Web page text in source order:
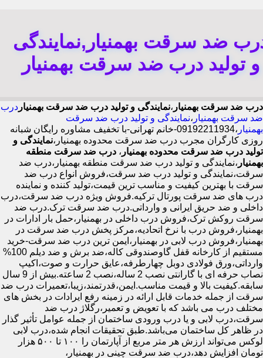
ضد سرقت بهمنیار,نمایندگی
و تولید درب ضد سرقت بهمنیار
درب ضد سرقت بهمنیار ،نمایندگی و تولید درب ضد سرقت بهمنیار درب
ضد سرقت بهمنیار ،نمایندگی و تولید درب ضد سرقت
بهمنیار
،09192211934-خانم تهرانی-با تخفیف مشاوره رایگان شبانه
روزی کارگران مجرب درب ضد سرقت محدوده بهمنیار،نمایندگی و
تولید درب ضد سرقت محدوده بهمنیار ، درب ضد سرقت منطقه
بهمنیار ،نمایندگی و تولید درب ضد سرقت منطقه بهمنیار،درب ضد
سرقت،نمایندگی و تولید درب ضد سرقت،فروش انواع درب ضد
سرقت با بهترین کیفیت و مناسب ترین قیمت،تولید کننده و نماینده
درب های ضد سرقت پورتال ترکیه.فروش ویژه درب ضد سرقت،درب
داخلی و ضد حریق ایرانی و وارداتی.درب ضد سرقت ترک.درب ضد
سرقت روکش ترک،فروش درب داخلی در بهمنیار،حمل بار ادارات در
بهمنیار،فروش درب با نرخ اتحادیه،مرکز پخش درب ضد سرقت در
بهمنیار،فروش درب لابی در بهمنیار،ایمن ترین درب ضد سرقت-خرید
مستقیم از کارخانه قفل گاوصندوقی کاله،ضد برش و ضد دیلم 100%
وارداتی،ورق فولادی دوبل چهارطرفه،عایق حرارت و صوت،اکیپ
نصاب حرفه ای با گارانتی نصب 2 ساله،نصب 2 ساعته.بیش از 9 سال
سابقه.کیفیت بالا و قیمت مناسب.ایمن،قدرتمند،زیبا،تعمیرات درب ضد
سرقت از جمله خدمات قابل ارائه در زمینه رفع ایرادات در بخش های
مختلف درب می باشد که با تعویض و تعمیر،رگلاژ درب ضد
سرقت،درب لابی و یا درب ورودی ساختمان از جمله عوامل تأثیر گذار
در ظاهر کل ساختمان می‌باشد.طبق تحقیقات انجام شده،درب لابی
لوکس می‌تواند ارزش هر متر مربع از آپارتمان را ۱۰۰ تا ۵۰۰ هزار
تومان افزایش دهد،درب ضد سرقت چینی در بهمنیار،